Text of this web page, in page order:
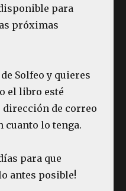
para
próximas
Solfeo y quieres
el libro esté
dirección de correo
cuanto lo tenga.
para que
antes posible!